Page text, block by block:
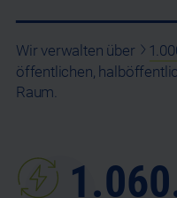
Wir verwalten über
öffentlichen,
Raum.